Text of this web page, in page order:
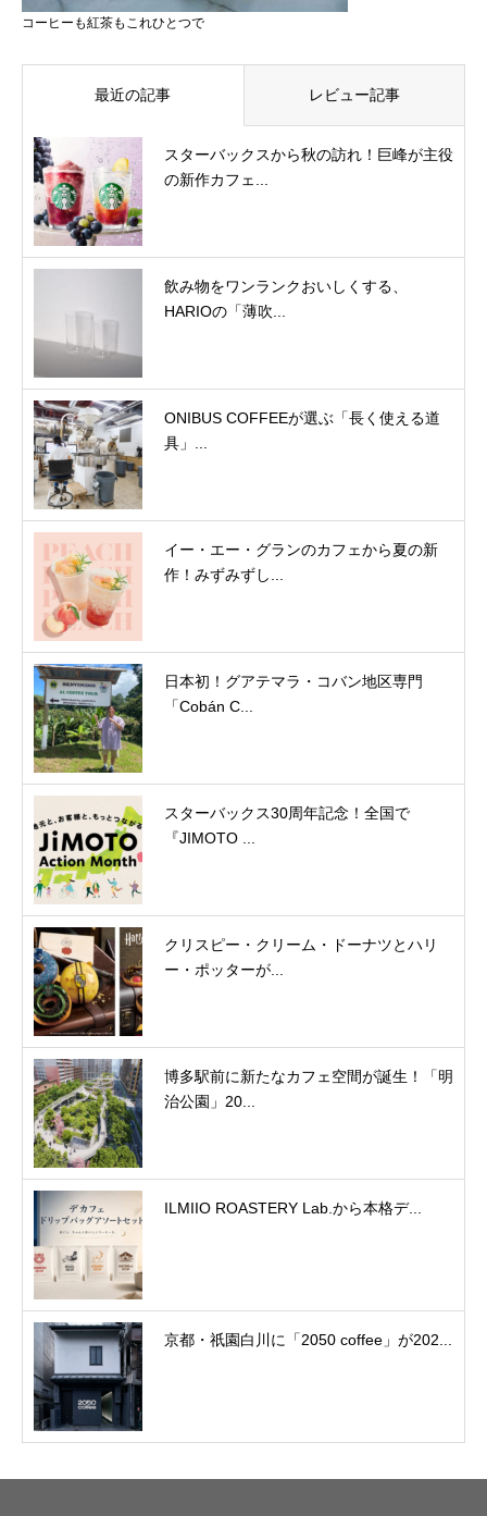
コーヒーも紅茶もこれひとつで
最近の記事 レビュー記事
スターバックスから秋の訪れ！巨峰が主役
の新作カフェ...
飲み物をワンランクおいしくする、
HARIOの「薄吹...
ONIBUS COFFEEが選ぶ「長く使える道
具」...
イー・エー・グランのカフェから夏の新
作！みずみずし...
日本初！グアテマラ・コバン地区専門
「Cobán C...
スターバックス30周年記念！全国で
『JIMOTO ...
クリスピー・クリーム・ドーナツとハリ
ー・ポッターが...
博多駅前に新たなカフェ空間が誕生！「明
治公園」20...
ILMIIO ROASTERY Lab.から本格デ...
京都・祇園白川に「2050 coffee」が202...